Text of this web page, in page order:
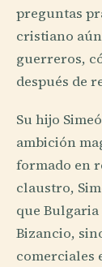
preguntas
cristiano
guerreros,
después de
Su hijo
ambición
formado en
claustro,
que
Bizancio,
comerciales